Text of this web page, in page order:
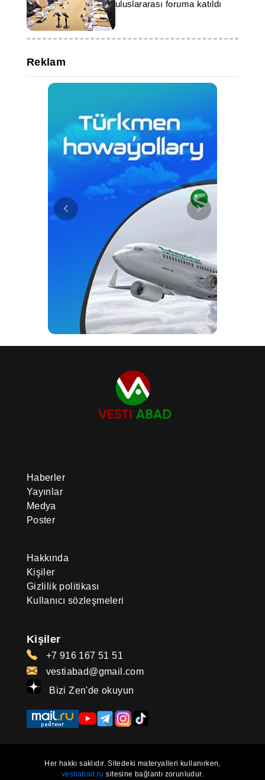
uluslararası foruma katıldı
Reklam
Haberler
Yayınlar
Medya
Poster
Hakkında
Kişiler
Gizlilik politikası
Kullanıcı sözleşmeleri
Kişiler
+7 916 167 51 51
vestiabad@gmail.com
Bizi Zen'de okuyun
Her hakkı saklıdır. Sitedeki materyalleri kullanırken,
vestiabad.ru sitesine bağlantı zorunludur.